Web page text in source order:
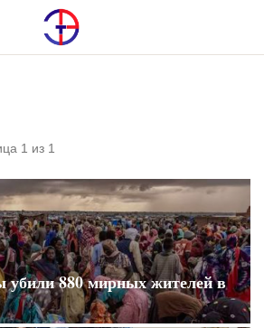
1 из 1
убили 880 мирных жителей в